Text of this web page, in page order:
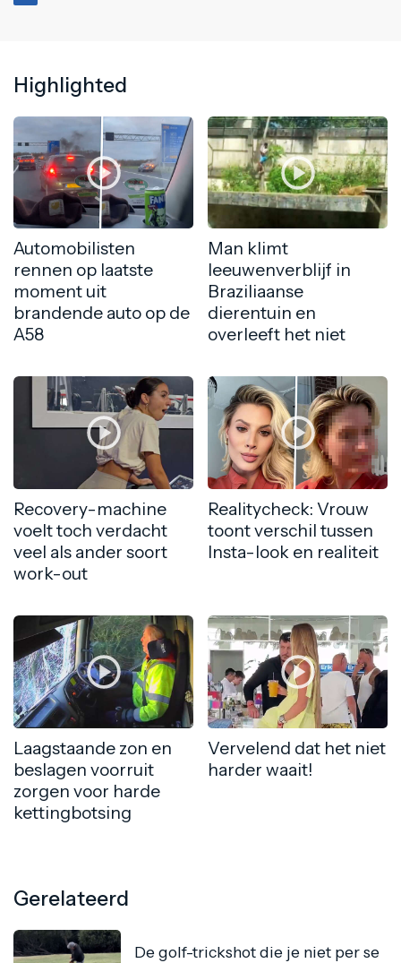
Highlighted
Automobilisten
rennen op laatste
moment uit
brandende auto op de
A58
Man klimt
leeuwenverblijf in
Braziliaanse
dierentuin en
overleeft het niet
Recovery-machine
voelt toch verdacht
veel als ander soort
work-out
Realitycheck: Vrouw
toont verschil tussen
Insta-look en realiteit
Laagstaande zon en
beslagen voorruit
zorgen voor harde
kettingbotsing
Vervelend dat het niet
harder waait!
Gerelateerd
De golf-trickshot die je niet per se